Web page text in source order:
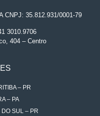
CNPJ: 35.812.931/0001-79
3010.9706
404 – Centro
– PR
– PA
SUL – PR